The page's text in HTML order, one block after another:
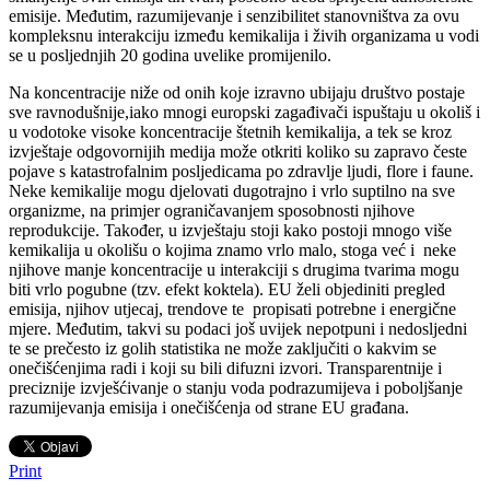
emisije. Međutim, razumijevanje i senzibilitet stanovništva za ovu
kompleksnu interakciju između kemikalija i živih organizama u vodi
se u posljednjih 20 godina uvelike promijenilo.
Na koncentracije niže od onih koje izravno ubijaju društvo postaje
sve ravnodušnije,iako mnogi europski zagađivači ispuštaju u okoliš i
u vodotoke visoke koncentracije štetnih kemikalija, a tek se kroz
izvještaje odgovornijih medija može otkriti koliko su zapravo česte
pojave s katastrofalnim posljedicama po zdravlje ljudi, flore i faune.
Neke kemikalije mogu djelovati dugotrajno i vrlo suptilno na sve
organizme, na primjer ograničavanjem sposobnosti njihove
reprodukcije. Također, u izvještaju stoji kako postoji mnogo više
kemikalija u okolišu o kojima znamo vrlo malo, stoga već i neke
njihove manje koncentracije u interakciji s drugima tvarima mogu
biti vrlo pogubne (tzv. efekt koktela). EU želi objediniti pregled
emisija, njihov utjecaj, trendove te propisati potrebne i energične
mjere. Međutim, takvi su podaci još uvijek nepotpuni i nedosljedni
te se prečesto iz golih statistika ne može zaključiti o kakvim se
onečišćenjima radi i koji su bili difuzni izvori. Transparentnije i
preciznije izvješćivanje o stanju voda podrazumijeva i poboljšanje
razumijevanja emisija i onečišćenja od strane EU građana.
Print